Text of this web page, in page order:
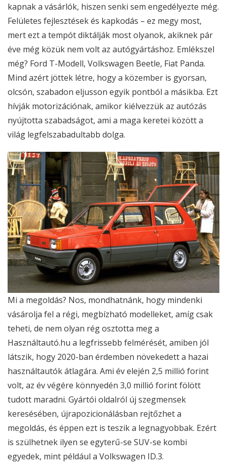
kapnak a vásárlók, hiszen senki sem engedélyezte még.
Felületes fejlesztések és kapkodás – ez megy most,
mert ezt a tempót diktálják most olyanok, akiknek pár
éve még közük nem volt az autógyártáshoz. Emlékszel
még? Ford T-Modell, Volkswagen Beetle, Fiat Panda.
Mind azért jöttek létre, hogy a közember is gyorsan,
olcsón, szabadon eljusson egyik pontból a másikba. Ezt
hívják motorizációnak, amikor kiélvezzük az autózás
nyújtotta szabadságot, ami a maga keretei között a
világ legfelszabadultabb dolga.
Mi a megoldás? Nos, mondhatnánk, hogy mindenki
vásárolja fel a régi, megbízható modelleket, amíg csak
teheti, de nem olyan rég osztotta meg a
Használtautó.hu a legfrissebb felmérését, amiben jól
látszik, hogy 2020-ban érdemben növekedett a hazai
használtautók átlagára. Ami év elején 2,5 millió forint
volt, az év végére könnyedén 3,0 millió forint fölött
tudott maradni. Gyártói oldalról új szegmensek
keresésében, újrapozicionálásban rejtőzhet a
megoldás, és éppen ezt is teszik a legnagyobbak. Ezért
is szülhetnek ilyen se egyterű-se SUV-se kombi
egyedek, mint például a Volkswagen ID.3.